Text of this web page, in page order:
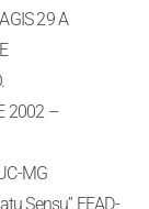
29 A
2002 –
MG
Sensu” FEAD-